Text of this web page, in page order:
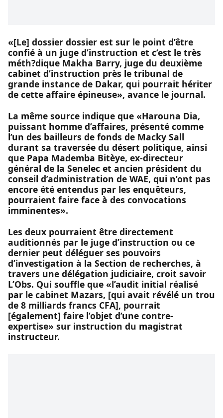
«[Le] dossier dossier est sur le point d’être
confié à un juge d’instruction et c’est le très
méth?dique Makha Barry, juge du deuxième
cabinet d’instruction près le tribunal de
grande instance de Dakar, qui pourrait hériter
de cette affaire épineuse», avance le journal.
La même source indique que «Harouna Dia,
puissant homme d’affaires, présenté comme
l’un des bailleurs de fonds de Macky Sall
durant sa traversée du désert politique, ainsi
que Papa Mademba Bitèye, ex-directeur
général de la Senelec et ancien président du
conseil d’administration de WAE, qui n’ont pas
encore été entendus par les enquêteurs,
pourraient faire face à des convocations
imminentes».
Les deux pourraient être directement
auditionnés par le juge d’instruction ou ce
dernier peut déléguer ses pouvoirs
d’investigation à la Section de recherches, à
travers une délégation judiciaire, croit savoir
L’Obs. Qui souffle que «l’audit initial réalisé
par le cabinet Mazars, [qui avait révélé un trou
de 8 milliards francs CFA], pourrait
[également] faire l’objet d’une contre-
expertise» sur instruction du magistrat
instructeur.